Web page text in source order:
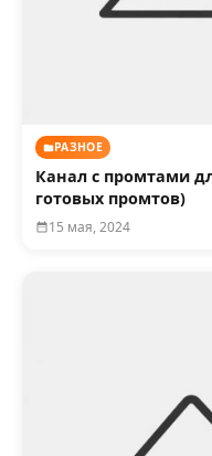
РАЗНОЕ
Канал с промтами
готовых промтов)
15 мая, 2024